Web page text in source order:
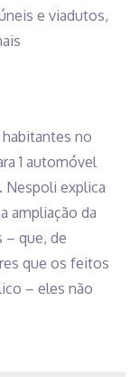
e viadutos,
habitantes no
1 automóvel
Nespoli explica
ampliação da
– que, de
que os feitos
– eles não